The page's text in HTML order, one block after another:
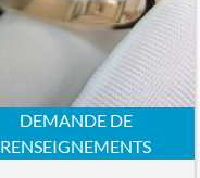
DEMANDE DE
RENSEIGNEMENTS